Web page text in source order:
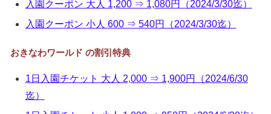
入園クーポン 大人 1,200 ⇒ 1,080円（2024/3/30迄）
入園クーポン 小人 600 ⇒ 540円（2024/3/30迄）
おきなわワールド の割引特典
1日入園チケット 大人 2,000 ⇒ 1,900円（2024/6/30
迄）